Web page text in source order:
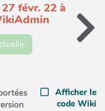
févr. 22 à
Afficher le
code Wiki